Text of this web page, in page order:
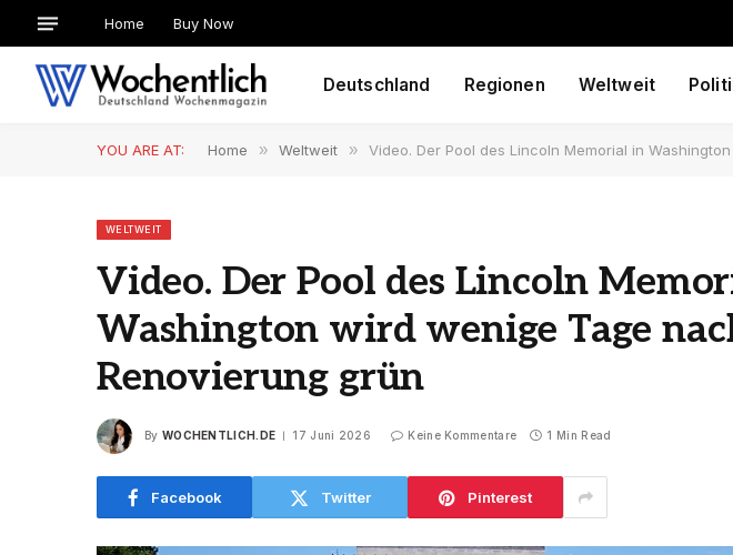
Home Buy Now
Deutschland Regionen Weltweit
YOU ARE AT: Home » Weltweit » Video. Der Pool des Lincoln Memorial in
WELTWEIT
Video. Der Pool des Lincoln
Washington wird wenige Tage
Renovierung grün
By WOCHENTLICH.DE 17 Juni 2026 Keine Kommentare 1 Min Read
Facebook Twitter Pinterest